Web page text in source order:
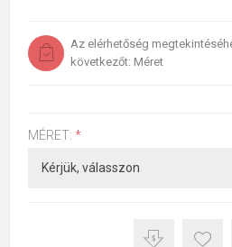
Az elérhetőség
következőt: Méret
MÉRET: *